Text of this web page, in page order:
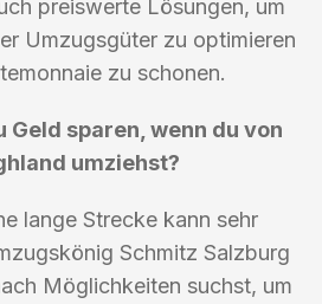
preiswerte Lösungen, um
Umzugsgüter zu optimieren
zu schonen.
Geld sparen, wenn du von
umziehst?
lange Strecke kann sehr
Schmitz Salzburg
Möglichkeiten suchst, um